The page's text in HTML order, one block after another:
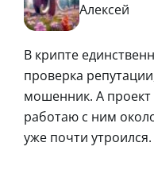
Алексей
В крипте
проверка
мошенник. А
работаю с ним
уже почти утроился.